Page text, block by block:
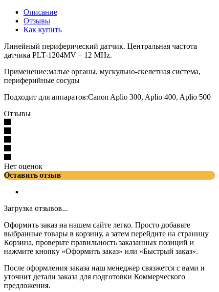
Описание
Отзывы
Как купить
Линейный периферический датчик. Центральная частота
датчика PLT-1204MV – 12 MHz.
Применение:малые органы, мускульно-скелетная система,
периферийные сосуды
Подходит для аппаратов:Canon Aplio 300, Aplio 400, Aplio 500
Отзывы
Нет оценок
Оставить отзыв
Загрузка отзывов...
Оформить заказ на нашем сайте легко. Просто добавьте
выбранные товары в корзину, а затем перейдите на страницу
Корзина, проверьте правильность заказанных позиций и
нажмите кнопку «Оформить заказ» или «Быстрый заказ».
После оформления заказа наш менеджер связжется с вами и
уточнит детали заказа для подготовки Коммерческого
предложения.